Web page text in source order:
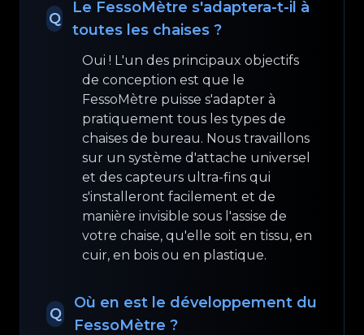
Q
Le FessoMètre s'adaptera-t-il à
toutes les chaises ?
Oui ! L'un des principaux objectifs
de conception est que le
FessoMètre puisse s'adapter à
pratiquement tous les types de
chaises de bureau. Nous travaillons
sur un système d'attache universel
et des capteurs ultra-fins qui
s'installeront facilement et de
manière invisible sous l'assise de
votre chaise, qu'elle soit en tissu, en
cuir, en bois ou en plastique.
Q
Où en est le développement du
FessoMètre ?